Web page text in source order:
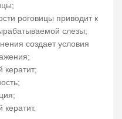
роговицы приводит к
слезы;
создает условия
кератит;
кератит.